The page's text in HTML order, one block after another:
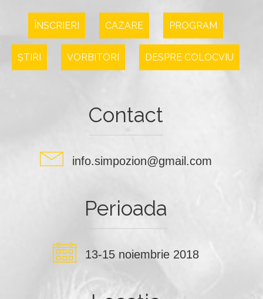
ÎNSCRIERI CAZARE PROGRAM
ȘTIRI VORBITORI DESPRE COLOCVIU
Contact
info.simpozion@gmail.com
Perioada
13-15 noiembrie 2018